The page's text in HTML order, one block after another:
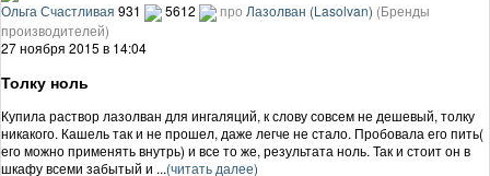
Ольга Счастливая 931 5612 про Лазолван (Lasolvan) (Бренды
производителей)
27 ноября 2015 в 14:04
Толку ноль
Купила раствор лазолван для ингаляций, к слову совсем не дешевый, толку
никакого. Кашель так и не прошел, даже легче не стало. Пробовала его пить(
его можно применять внутрь) и все то же, результата ноль. Так и стоит он в
шкафу всеми забытый и ...(читать далее)